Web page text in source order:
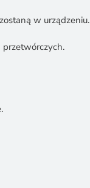
w urządzeniu.
przetwórczych.